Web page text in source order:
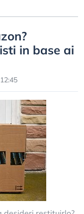
in base ai